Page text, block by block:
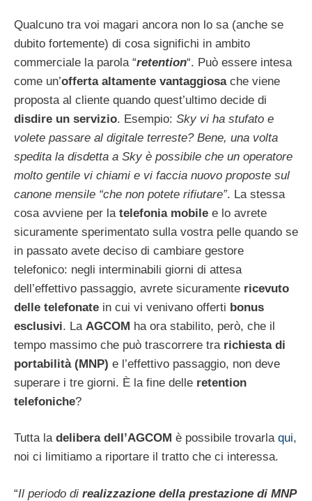
Qualcuno tra voi magari ancora non lo sa (anche se
dubito fortemente) di cosa significhi in ambito
commerciale la parola “retention“. Può essere intesa
come un’offerta altamente vantaggiosache viene
proposta al cliente quando quest’ultimo decide di
disdire un servizio. Esempio: Sky vi ha stufato e
volete passare al digitale terreste? Bene, una volta
spedita la disdetta a Sky è possibile che un operatore
molto gentile vi chiami e vi faccia nuovo proposte sul
canone mensile “che non potete rifiutare”. La stessa
cosa avviene per la telefonia mobile e lo avrete
sicuramente sperimentato sulla vostra pelle quando se
in passato avete deciso di cambiare gestore
telefonico: negli interminabili giorni di attesa
dell’effettivo passaggio, avrete sicuramente ricevuto
delle telefonate in cui vi venivano offerti bonus
esclusivi. La AGCOM ha ora stabilito, però, che il
tempo massimo che può trascorrere tra richiesta di
portabilità (MNP) e l’effettivo passaggio, non deve
superare i tre giorni. È la fine delle retention
telefoniche?
Tutta la delibera dell’AGCOM è possibile trovarla qui,
noi ci limitiamo a riportare il tratto che ci interessa.
“Il periodo di realizzazione della prestazione di MNP